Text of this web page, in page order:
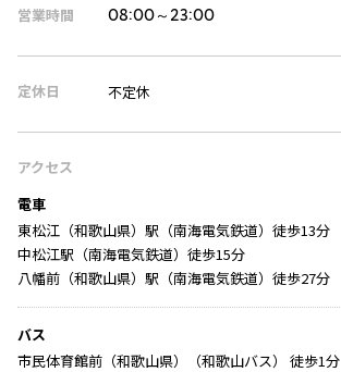
営業時間 08:00～23:00
定休日 不定休
アクセス
電車
東松江（和歌山県）駅（南海電気鉄道）徒歩13分
中松江駅（南海電気鉄道）徒歩15分
八幡前（和歌山県）駅（南海電気鉄道）徒歩27分
バス
市民体育館前（和歌山県）（和歌山バス） 徒歩1分